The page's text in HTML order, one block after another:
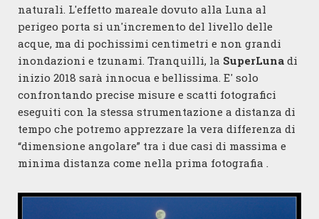
naturali. L'effetto mareale dovuto alla Luna al
perigeo porta si un'incremento del livello delle
acque, ma di pochissimi centimetri e non grandi
inondazioni e tzunami. Tranquilli, la SuperLuna di
inizio 2018 sarà innocua e bellissima. E' solo
confrontando precise misure e scatti fotografici
eseguiti con la stessa strumentazione a distanza di
tempo che potremo apprezzare la vera differenza di
“dimensione angolare” tra i due casi di massima e
minima distanza come nella prima fotografia .